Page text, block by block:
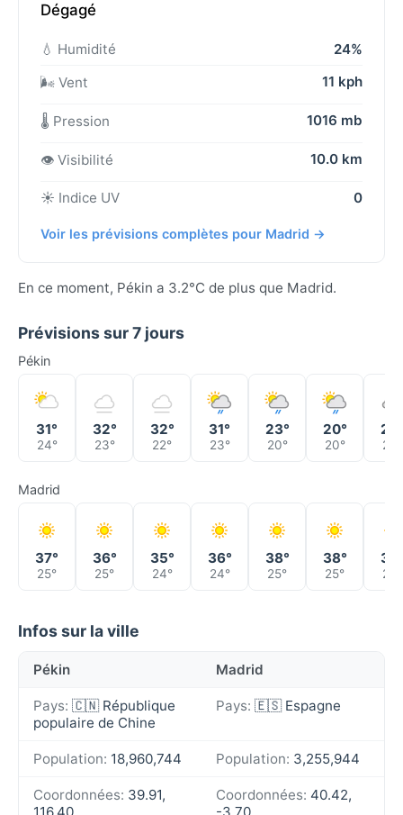
Dégagé
💧 Humidité
24%
🌬️ Vent
11 kph
🌡️ Pression 1016 mb
👁️ Visibilité 10.0 km
☀️ Indice UV 0
Voir les prévisions complètes pour Madrid →
En ce moment, Pékin a 3.2°C de plus que Madrid.
Prévisions sur 7 jours
Pékin
31°
24°
32°
23°
32°
22°
31°
23°
23°
20°
20°
20° 20°
Madrid
37°
25°
36°
25°
35°
24°
36°
24°
38°
25°
38°
25° 25°
Infos sur la ville
Pékin Madrid
Pays: 🇨🇳 République
populaire de Chine
Pays: 🇪🇸 Espagne
Population: 18,960,744 Population: 3,255,944
Coordonnées: 39.91,
Coordonnées: 40.42,